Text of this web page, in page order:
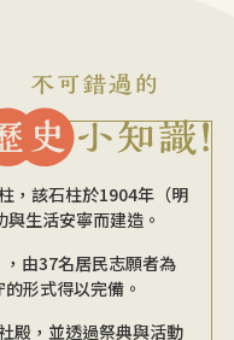
，該石柱於1904年（明
生活安寧而建造。
由37名居民志願者為
形式得以完備。
殿，並透過祭典與活動